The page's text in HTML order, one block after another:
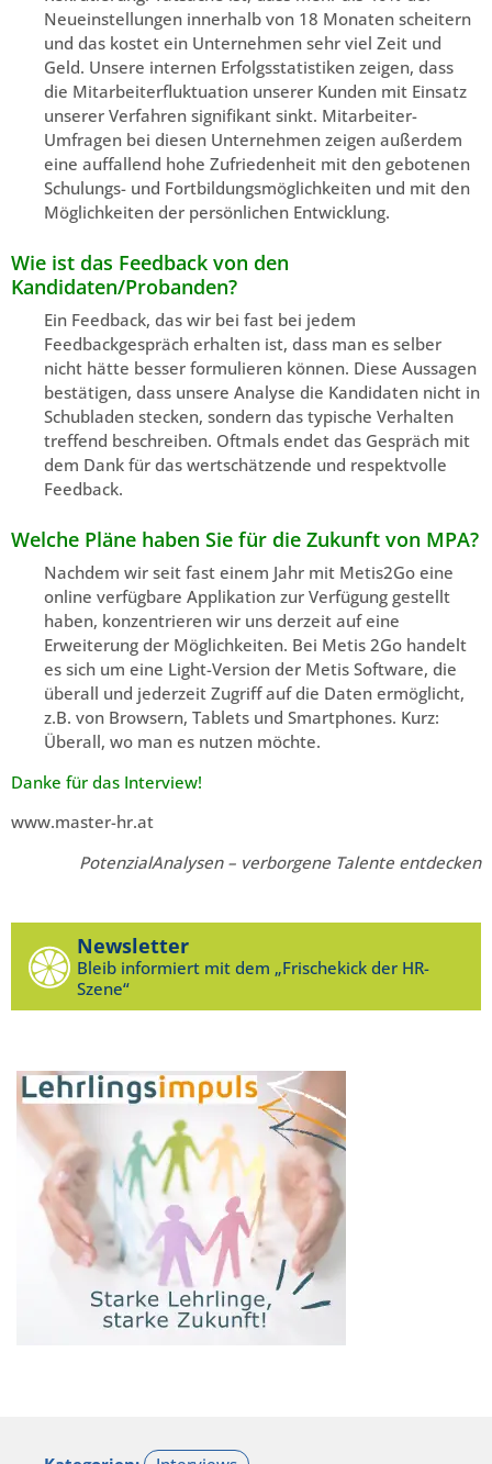
Neueinstellungen innerhalb von 18 Monaten scheitern
und das kostet ein Unternehmen sehr viel Zeit und
Geld. Unsere internen Erfolgsstatistiken zeigen, dass
die Mitarbeiterfluktuation unserer Kunden mit Einsatz
unserer Verfahren signifikant sinkt. Mitarbeiter-
Umfragen bei diesen Unternehmen zeigen außerdem
eine auffallend hohe Zufriedenheit mit den gebotenen
Schulungs- und Fortbildungsmöglichkeiten und mit den
Möglichkeiten der persönlichen Entwicklung.
Wie ist das Feedback von den
Kandidaten/Probanden?
Ein Feedback, das wir bei fast bei jedem
Feedbackgespräch erhalten ist, dass man es selber
nicht hätte besser formulieren können. Diese Aussagen
bestätigen, dass unsere Analyse die Kandidaten nicht in
Schubladen stecken, sondern das typische Verhalten
treffend beschreiben. Oftmals endet das Gespräch mit
dem Dank für das wertschätzende und respektvolle
Feedback.
Welche Pläne haben Sie für die Zukunft von MPA?
Nachdem wir seit fast einem Jahr mit Metis2Go eine
online verfügbare Applikation zur Verfügung gestellt
haben, konzentrieren wir uns derzeit auf eine
Erweiterung der Möglichkeiten. Bei Metis 2Go handelt
es sich um eine Light-Version der Metis Software, die
überall und jederzeit Zugriff auf die Daten ermöglicht,
z.B. von Browsern, Tablets und Smartphones. Kurz:
Überall, wo man es nutzen möchte.
Danke für das Interview!
www.master-hr.at
PotenzialAnalysen – verborgene Talente entdecken
Newsletter
Bleib informiert mit dem „Frischekick der HR-
Szene“